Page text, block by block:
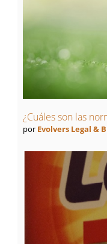
¿Cuáles son las
por Evolvers Legal &